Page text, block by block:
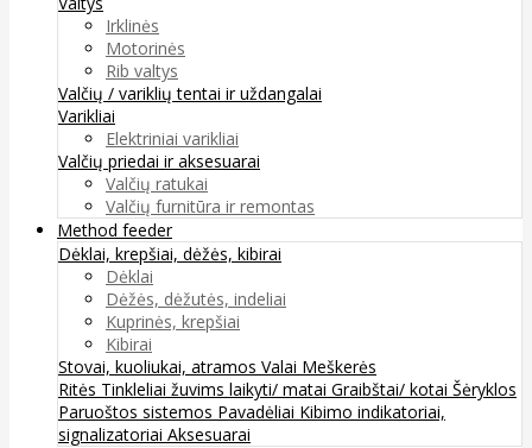
Irklinės
Motorinės
Rib valtys
Valčių / variklių tentai ir uždangalai
Varikliai
Elektriniai varikliai
Valčių priedai ir aksesuarai
Valčių ratukai
Valčių furnitūra ir remontas
Method feeder
Dėklai, krepšiai, dėžės, kibirai
Dėklai
Dėžės, dėžutės, indeliai
Kuprinės, krepšiai
Kibirai
Stovai, kuoliukai, atramos Valai Meškerės
Ritės Tinkleliai žuvims laikyti/ matai Graibštai/ kotai Šėryklos
Paruoštos sistemos Pavadėliai Kibimo indikatoriai,
signalizatoriai Aksesuarai